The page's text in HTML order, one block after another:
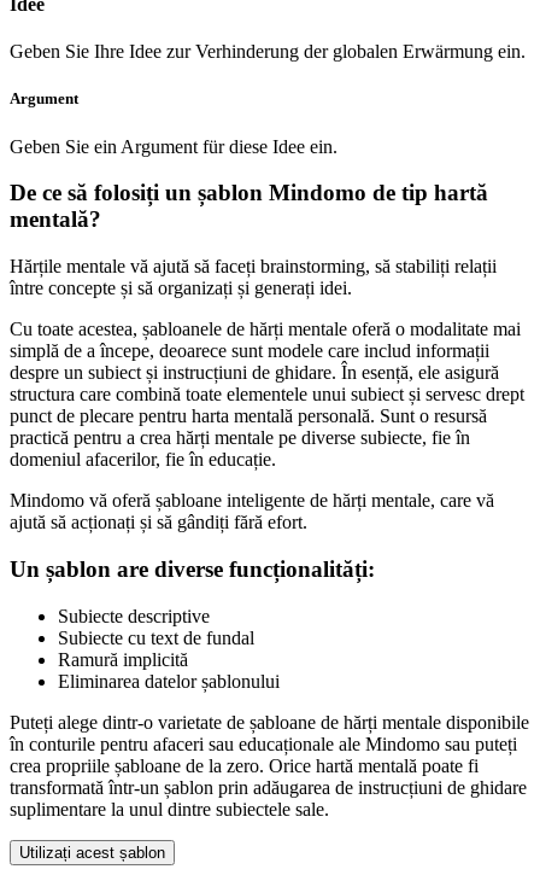
Idee
Geben Sie Ihre Idee zur Verhinderung der globalen Erwärmung ein.
Argument
Geben Sie ein Argument für diese Idee ein.
De ce să folosiți un șablon Mindomo de tip hartă
mentală?
Hărțile mentale vă ajută să faceți brainstorming, să stabiliți relații
între concepte și să organizați și generați idei.
Cu toate acestea, șabloanele de hărți mentale oferă o modalitate mai
simplă de a începe, deoarece sunt modele care includ informații
despre un subiect și instrucțiuni de ghidare. În esență, ele asigură
structura care combină toate elementele unui subiect și servesc drept
punct de plecare pentru harta mentală personală. Sunt o resursă
practică pentru a crea hărți mentale pe diverse subiecte, fie în
domeniul afacerilor, fie în educație.
Mindomo vă oferă șabloane inteligente de hărți mentale, care vă
ajută să acționați și să gândiți fără efort.
Un șablon are diverse funcționalități:
Subiecte descriptive
Subiecte cu text de fundal
Ramură implicită
Eliminarea datelor șablonului
Puteți alege dintr-o varietate de șabloane de hărți mentale disponibile
în conturile pentru afaceri sau educaționale ale Mindomo sau puteți
crea propriile șabloane de la zero. Orice hartă mentală poate fi
transformată într-un șablon prin adăugarea de instrucțiuni de ghidare
suplimentare la unul dintre subiectele sale.
Utilizați acest șablon